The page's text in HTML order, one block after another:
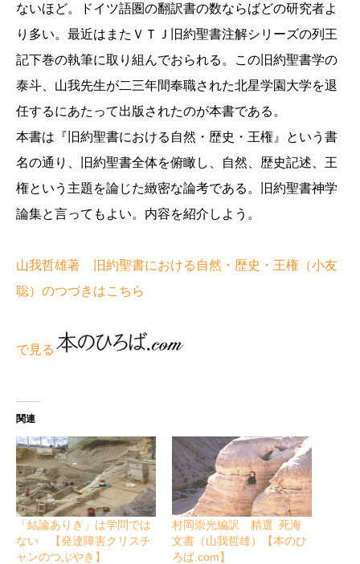
ないほど。ドイツ語圏の翻訳書の数ならばどの研究者よ
り多い。最近はまたＶＴＪ旧約聖書注解シリーズの列王
記下巻の執筆に取り組んでおられる。この旧約聖書学の
泰斗、山我先生が二三年間奉職された北星学園大学を退
任するにあたって出版されたのが本書である。
本書は『旧約聖書における自然・歴史・王権』という書
名の通り、旧約聖書全体を俯瞰し、自然、歴史記述、王
権という主題を論じた緻密な論考である。旧約聖書神学
論集と言ってもよい。内容を紹介しよう。
山我哲雄著 旧約聖書における自然・歴史・王権（小友
聡）のつづきはこちら
で見る
関連
「結論ありき」は学問では
ない 【発達障害クリスチ
ャンのつぶやき】
村岡崇光編訳 精選 死海
文書（山我哲雄）【本のひ
ろば.com】